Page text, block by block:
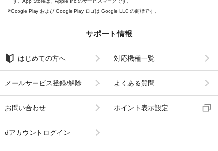
す。App Storeは、Apple Inc.のサービスマークです。
Google Play および Google Play ロゴは Google LLC の商標です。
サポート情報
はじめての方へ 対応機種一覧
メールサービス登録/解除 よくある質問
お問い合わせ ポイント表示設定
dアカウントログイン